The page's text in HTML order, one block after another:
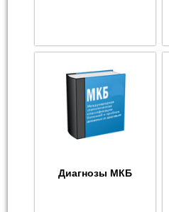
Диагнозы МКБ